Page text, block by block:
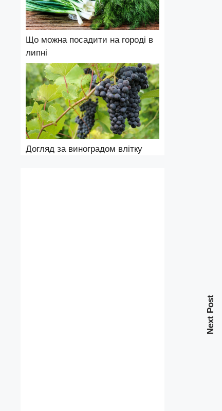
Next Post
Що можна посадити на городі в
липні
Догляд за виноградом влітку